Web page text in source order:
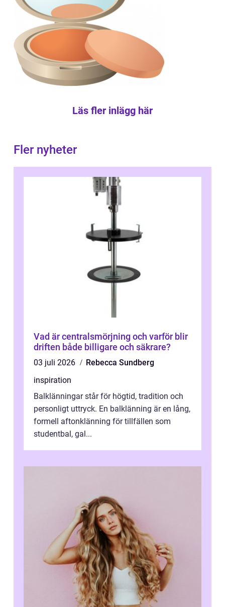
Läs fler inlägg här
Fler nyheter
Vad är centralsmörjning och varför blir
driften både billigare och säkrare?
03 juli 2026
Rebecca Sundberg
inspiration
Balklänningar står för högtid, tradition och
personligt uttryck. En balklänning är en lång,
formell aftonklänning för tillfällen som
studentbal, gal...